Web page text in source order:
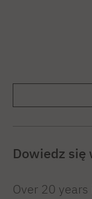
Dowiedz się
Over 20